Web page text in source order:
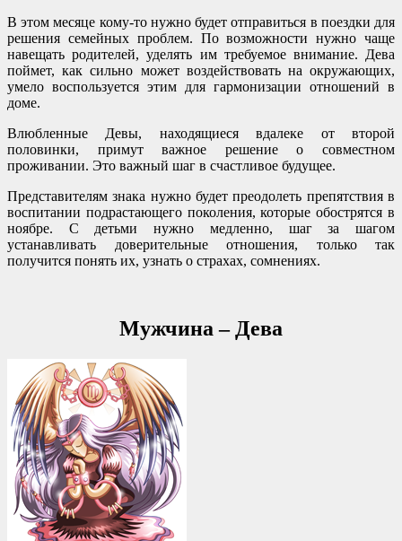
В этом месяце кому-то нужно будет отправиться в поездки для
решения семейных проблем. По возможности нужно чаще
навещать родителей, уделять им требуемое внимание. Дева
поймет, как сильно может воздействовать на окружающих,
умело воспользуется этим для гармонизации отношений в
доме.
Влюбленные Девы, находящиеся вдалеке от второй
половинки, примут важное решение о совместном
проживании. Это важный шаг в счастливое будущее.
Представителям знака нужно будет преодолеть препятствия в
воспитании подрастающего поколения, которые обострятся в
ноябре. С детьми нужно медленно, шаг за шагом
устанавливать доверительные отношения, только так
получится понять их, узнать о страхах, сомнениях.
Мужчина – Дева